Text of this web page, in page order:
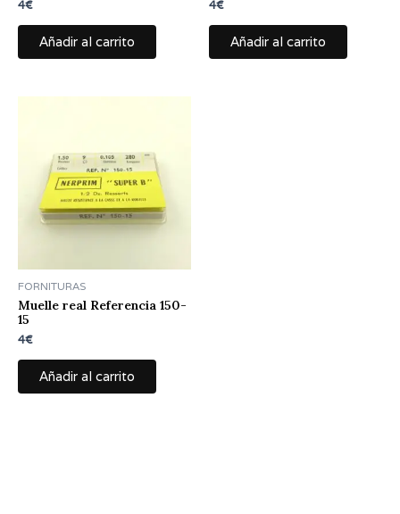
4€
Añadir al carrito
4€
Añadir al carrito
FORNITURAS
Muelle real Referencia 150-
15
4€
Añadir al carrito